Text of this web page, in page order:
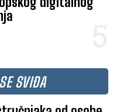
SVIĐA